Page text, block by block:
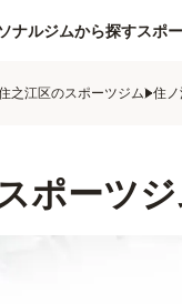
ナルジムから探すスポ
之江区のスポーツジム 住
ポーツ